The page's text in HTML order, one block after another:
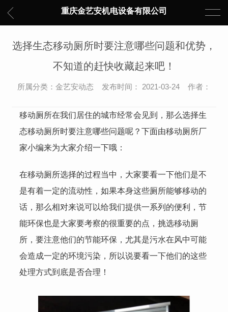
重庆金艺安机电设备有限公司
选择生态移动厕所时要注意哪些问题和优势，
不知道的赶快收藏起来吧！
所属分类：金艺安动态 发布时间： 2021-03-24 作者：
移动厕所在我们居住的城市经常会见到，那么选择生
态移动厕所时要注意哪些问题呢？下面由移动厕所厂
家小编来为大家介绍一下哦：
在移动厕所选择的过程当中，大家要看一下他们是不
是有着一定的流动性，如果本身这些厕所能够移动的
话，那么相对来说可以给我们提供一系列的便利，节
能环保也是大家要考察的很重要的点，挑选移动厕
所，要注意他们的节能环保，尤其是污水在风中可能
会造成一定的环境污染，所以说要看一下他们的这些
处理方式到底是否合理！